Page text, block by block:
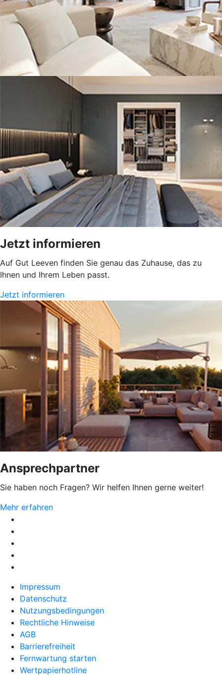
Jetzt informieren
Auf Gut Leeven finden Sie genau das Zuhause, das zu
Ihnen und Ihrem Leben passt.
Jetzt informieren
Ansprechpartner
Sie haben noch Fragen? Wir helfen Ihnen gerne weiter!
Mehr erfahren
Impressum
Datenschutz
Nutzungsbedingungen
Rechtliche Hinweise
AGB
Barrierefreiheit
Fernwartung starten
Wertpapierhotline